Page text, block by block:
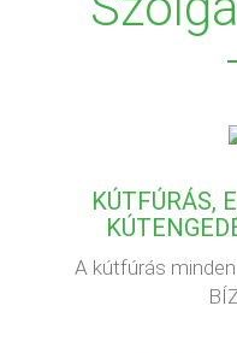
KÚTFÚRÁS,
A kútfúrás